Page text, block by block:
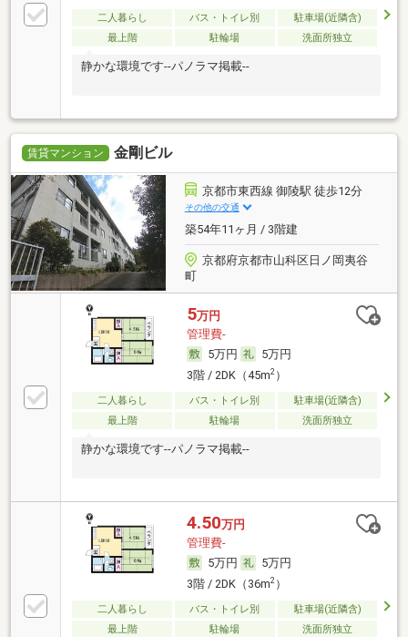
二人暮らし バス・トイレ別
駐車場(近隣含)
最上階
駐輪場 洗面所独立
静かな環境です--パノラマ掲載--
賃貸マンション 金剛ビル
京都市東西線 御陵駅 徒歩12分
その他の交通
築54年11ヶ月 / 3階建
京都府京都市山科区日ノ岡夷谷
町
5万円
管理費-
5万円
5万円
3階 / 2DK（45m2）
二人暮らし バス・トイレ別
駐車場(近隣含)
最上階
駐輪場 洗面所独立
静かな環境です--パノラマ掲載--
4.50万円
管理費-
5万円
5万円
3階 / 2DK（36m2）
二人暮らし バス・トイレ別
駐車場(近隣含)
最上階
駐輪場 洗面所独立